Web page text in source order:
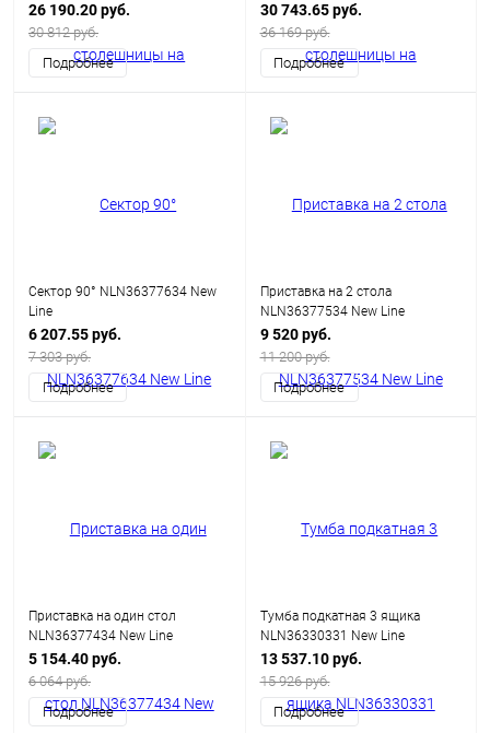
26 190.20 руб.
30 812 руб.
Подробнее
30 743.65 руб.
36 169 руб.
Подробнее
Сектор 90° NLN36377634 New
Line
6 207.55 руб.
7 303 руб.
Подробнее
Приставка на 2 стола
NLN36377534 New Line
9 520 руб.
11 200 руб.
Подробнее
Приставка на один стол
NLN36377434 New Line
5 154.40 руб.
6 064 руб.
Подробнее
Тумба подкатная 3 ящика
NLN36330331 New Line
13 537.10 руб.
15 926 руб.
Подробнее